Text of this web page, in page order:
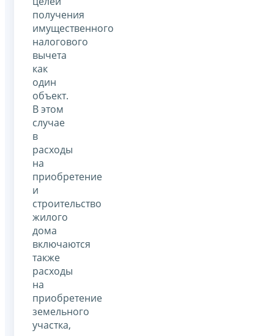
получения
имущественного
налогового
вычета
как
один
объект.
В этом
случае
в
расходы
на
приобретение
и
строительство
жилого
дома
включаются
также
расходы
на
приобретение
земельного
участка,